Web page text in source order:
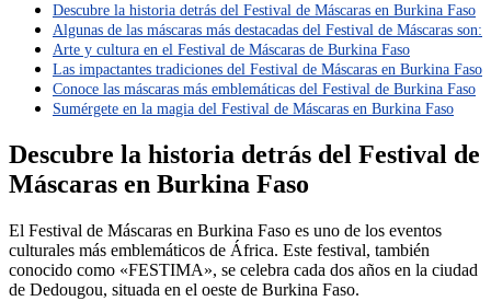
Descubre la historia detrás del Festival de Máscaras en Burkina Faso
Algunas de las máscaras más destacadas del Festival de Máscaras son:
Arte y cultura en el Festival de Máscaras de Burkina Faso
Las impactantes tradiciones del Festival de Máscaras en Burkina Faso
Conoce las máscaras más emblemáticas del Festival de Burkina Faso
Sumérgete en la magia del Festival de Máscaras en Burkina Faso
Descubre la historia detrás del Festival de
Máscaras en Burkina Faso
El Festival de Máscaras en Burkina Faso es uno de los eventos
culturales más emblemáticos de África. Este festival, también
conocido como «FESTIMA», se celebra cada dos años en la ciudad
de Dedougou, situada en el oeste de Burkina Faso.